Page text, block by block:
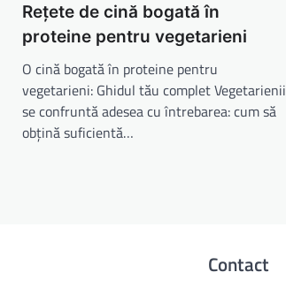
Rețete de cină bogată în
proteine pentru vegetarieni
O cină bogată în proteine pentru
vegetarieni: Ghidul tău complet Vegetarienii
se confruntă adesea cu întrebarea: cum să
obțină suficientă…
Contact